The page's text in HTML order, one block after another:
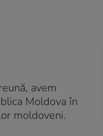
avem
Moldova în
moldoveni.